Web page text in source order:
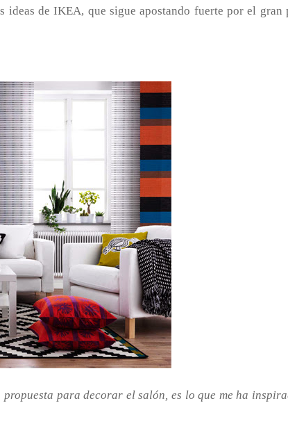
ideas de IKEA, que sigue apostando fuerte por el gran
para decorar el salón, es lo que me ha